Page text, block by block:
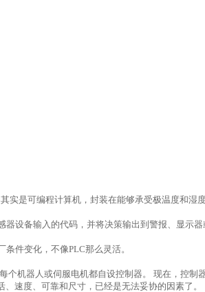
实是可编程计算机，封装在能够承受极温度和湿
设备输入的代码，并将决策输出到警报、显示器
条件变化，不像PLC那么灵活。
个机器人或伺服电机都自设控制器。 现在，控制
速度、可靠和尺寸，已经是无法妥协的因素了。